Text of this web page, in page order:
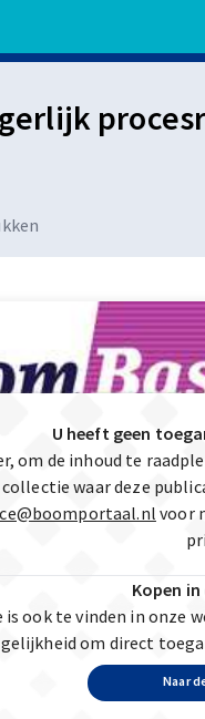
U heeft geen
om de inhoud te
waar deze
voor
Kopen
ook te vinden in onze
om direct
Naar